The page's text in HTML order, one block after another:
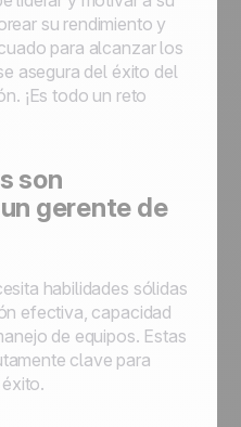
su rendimiento y
para alcanzar los
asegura del éxito del
¡Es todo un reto
son
gerente de
habilidades sólidas
efectiva, capacidad
de equipos. Estas
clave para